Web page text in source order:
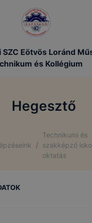
SZC Eötvös Loránd
és Kollégium
Hegesztő
/
Technikumi és
szakképző
oktatás